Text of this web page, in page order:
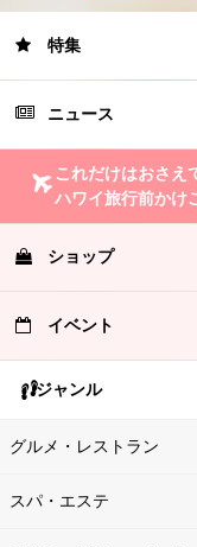
特集
ニュース
これだけはおさえ
ハワイ旅行前かけ
ショップ
イベント
ジャンル
グルメ・レストラン
スパ・エステ